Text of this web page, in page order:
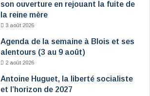
son ouverture en rejouant la fuite de
la reine mère
3 août 2026
Agenda de la semaine à Blois et ses
alentours (3 au 9 août)
2 août 2026
Antoine Huguet, la liberté socialiste
et l’horizon de 2027